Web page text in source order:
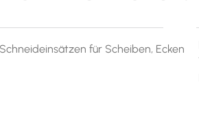
für Scheiben, Ecken